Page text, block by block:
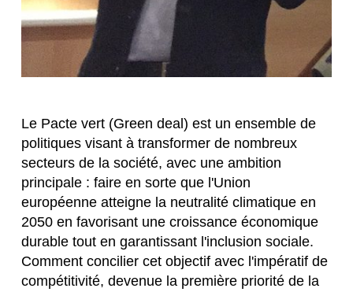
Le Pacte vert (Green deal) est un ensemble de
politiques visant à transformer de nombreux
secteurs de la société, avec une ambition
principale : faire en sorte que l'Union
européenne atteigne la neutralité climatique en
2050 en favorisant une croissance économique
durable tout en garantissant l'inclusion sociale.
Comment concilier cet objectif avec l'impératif de
compétitivité, devenue la première priorité de la